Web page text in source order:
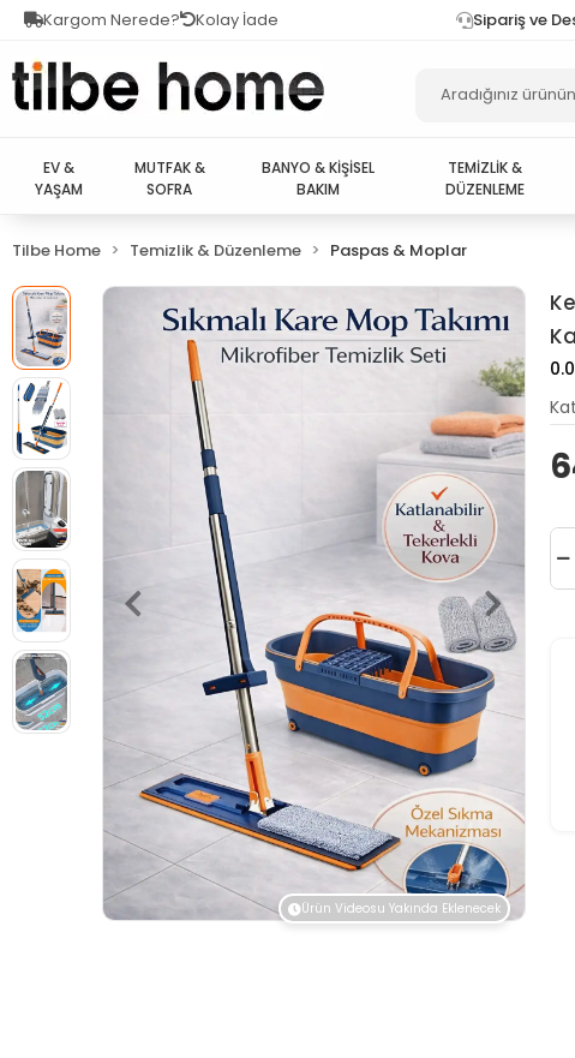
Kargom Nerede? Kolay İade Sipariş ve
EV &
YAŞAM
MUTFAK &
SOFRA
BANYO & KİŞİSEL
BAKIM
TEMİZLİK &
DÜZENLEME
Tilbe Home Temizlik & Düzenleme Paspas & Moplar
Ürün Videosu Yakında Eklenecek
0.0